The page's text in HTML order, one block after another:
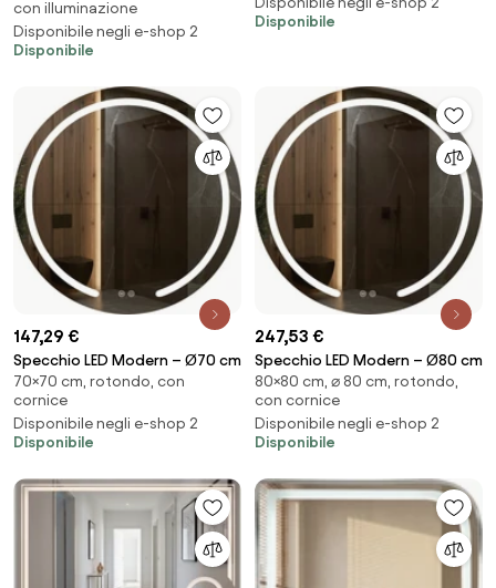
con illuminazione
Disponibile negli e-shop 2
Disponibile
Disponibile
147,29 €
Specchio LED Modern – Ø70 cm
70×70 cm, rotondo, con
cornice
Disponibile negli e-shop 2
Disponibile
247,53 €
Specchio LED Modern – Ø80 cm
80×80 cm, ⌀ 80 cm, rotondo,
con cornice
Disponibile negli e-shop 2
Disponibile